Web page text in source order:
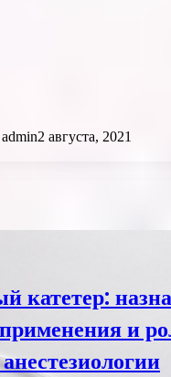
admin2 августа, 2021
катетер:
и